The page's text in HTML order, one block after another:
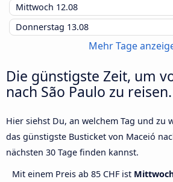
Mittwoch 12.08
Donnerstag 13.08
Mehr Tage
Die günstigste Zeit, um
nach São Paulo zu reisen.
Hier siehst Du, an welchem Tag und zu
das günstigste Busticket von Maceió
nächsten 30 Tage finden kannst.
Mit einem Preis ab 85 CHF ist